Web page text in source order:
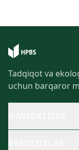
Tadqiqot va
uchun barqaror